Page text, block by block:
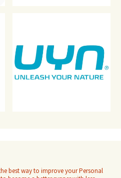
best way to improve your Personal